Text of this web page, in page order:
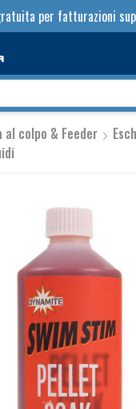
per fatturazioni
input
al colpo & Feeder